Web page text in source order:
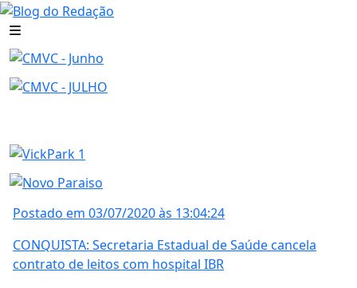
Postado em 03/07/2020 às 13:04:24
CONQUISTA: Secretaria Estadual de Saúde cancela
contrato de leitos com hospital IBR